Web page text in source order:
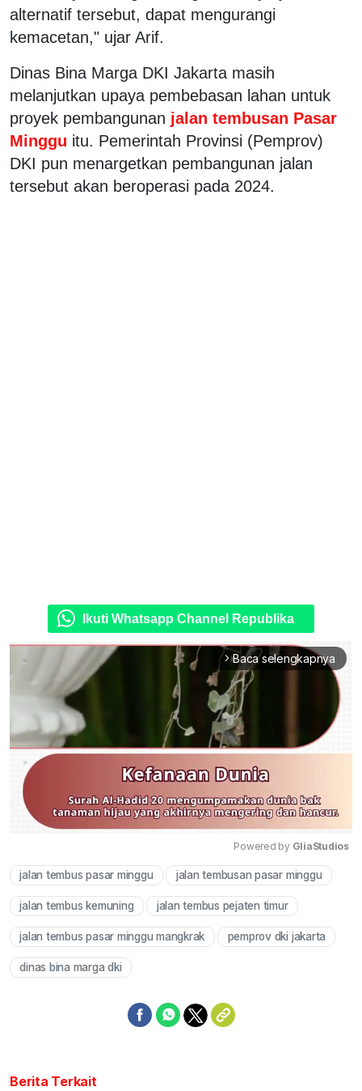
alternatif tersebut, dapat mengurangi
kemacetan," ujar Arif.
Dinas Bina Marga DKI Jakarta masih
melanjutkan upaya pembebasan lahan untuk
proyek pembangunan jalan tembusan Pasar
Minggu itu. Pemerintah Provinsi (Pemprov)
DKI pun menargetkan pembangunan jalan
tersebut akan beroperasi pada 2024.
Ikuti Whatsapp Channel Republika
arrow_forward_ios Baca selengkapnya
Mute
Powered by GliaStudios
jalan tembus pasar minggu jalan tembusan pasar minggu
jalan tembus kemuning jalan tembus pejaten timur
jalan tembus pasar minggu mangkrak pemprov dki jakarta
dinas bina marga dki
Berita Terkait